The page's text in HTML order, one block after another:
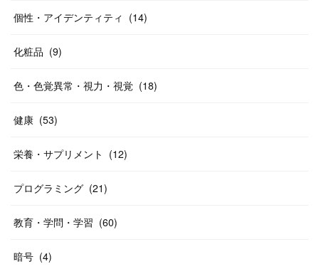
個性・アイデンティティ (14)
化粧品 (9)
色・色覚異常・視力・視覚 (18)
健康 (53)
栄養・サプリメント (12)
プログラミング (21)
教育・学問・学習 (60)
暗号 (4)